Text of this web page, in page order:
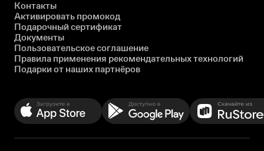
Контакты
Активировать промокод
Подарочный сертификат
Документы
Пользовательское соглашение
Правила применения рекомендательных технологий
Подарки от наших партнёров